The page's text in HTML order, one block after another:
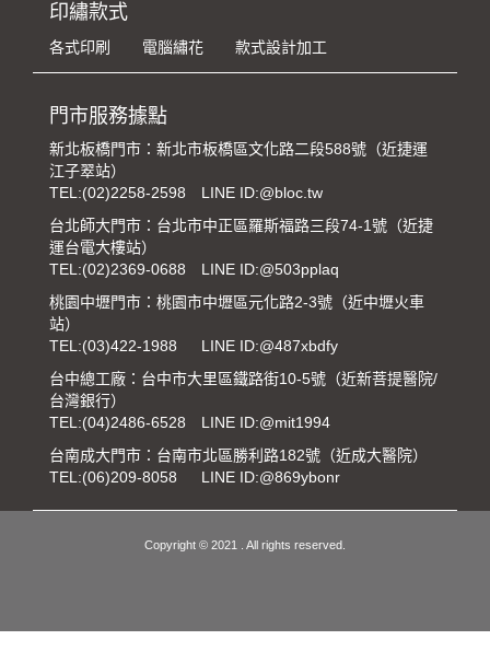
印繡款式
各式印刷 電腦繡花 款式設計加工
門市服務據點
新北板橋門市：新北市板橋區文化路二段588號（近捷運
江子翠站）
TEL:(02)2258-2598
LINE ID:@bloc.tw
台北師大門市：台北市中正區羅斯福路三段74-1號（近捷
運台電大樓站）
TEL:(02)2369-0688
LINE ID:@503pplaq
桃園中壢門市：桃園市中壢區元化路2-3號（近中壢火車
站）
TEL:(03)422-1988
LINE ID:@487xbdfy
台中總工廠：台中市大里區鐵路街10-5號（近新菩提醫院/
台灣銀行）
TEL:(04)2486-6528
LINE ID:@mit1994
台南成大門市：台南市北區勝利路182號（近成大醫院）
TEL:(06)209-8058 LINE ID:@869ybonr
Copyright © 2021 . All rights reserved.